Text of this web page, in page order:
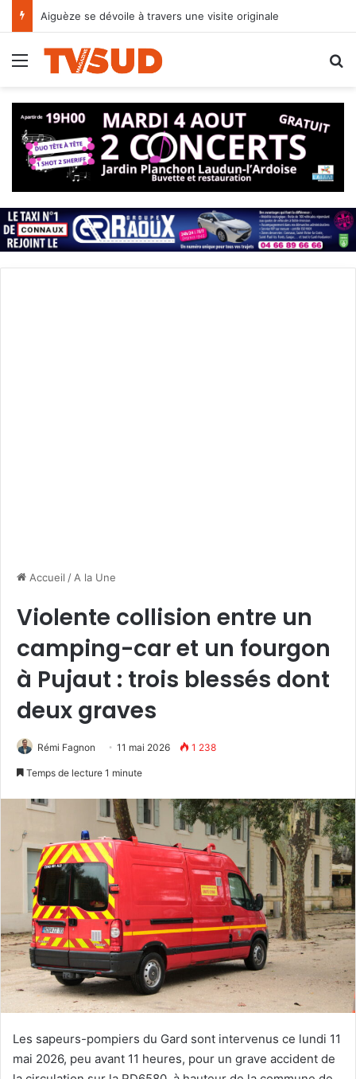
Aiguèze se dévoile à travers une visite originale
Menu
Accueil / A la Une
Violente collision entre un
camping-car et un fourgon
à Pujaut : trois blessés dont
deux graves
Rémi Fagnon 11 mai 2026 1 238
Temps de lecture 1 minute
Les sapeurs-pompiers du Gard sont intervenus ce lundi 11
mai 2026, peu avant 11 heures, pour un grave accident de